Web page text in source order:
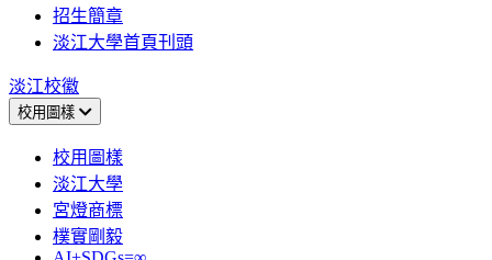
招生簡章
淡江大學首頁刊頭
淡江校徽
校用圖樣
校用圖樣
淡江大學
宮燈商標
樸實剛毅